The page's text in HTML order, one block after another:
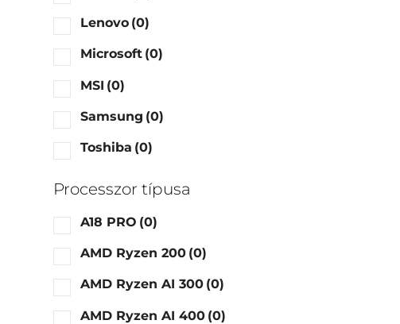
Lenovo (0)
Microsoft (0)
MSI (0)
Samsung (0)
Toshiba (0)
Processzor típusa
A18 PRO (0)
AMD Ryzen 200 (0)
AMD Ryzen AI 300 (0)
AMD Ryzen AI 400 (0)